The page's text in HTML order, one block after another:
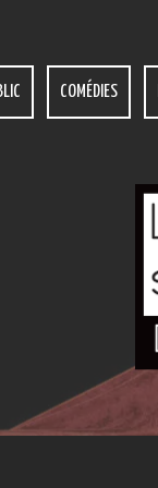
COMÉDIES